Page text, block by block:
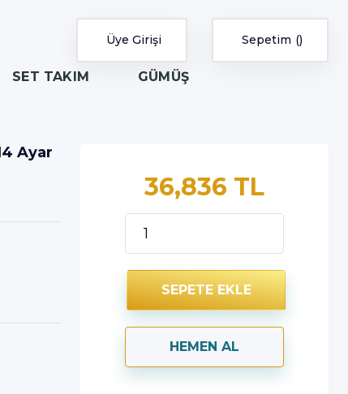
Üye Girişi Sepetim
SET TAKIM GÜMÜŞ
Ayar
36,836 TL
SEPETE EKLE
HEMEN AL